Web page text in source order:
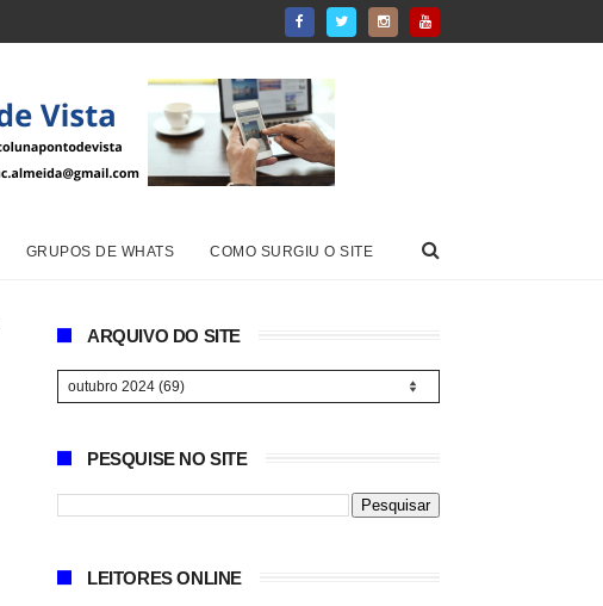
GRUPOS DE WHATS COMO SURGIU O SITE
ARQUIVO DO SITE
PESQUISE NO SITE
LEITORES ONLINE